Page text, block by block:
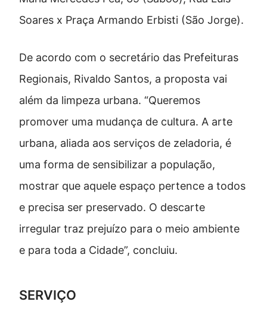
Soares x Praça Armando Erbisti (São Jorge).
De acordo com o secretário das Prefeituras
Regionais, Rivaldo Santos, a proposta vai
além da limpeza urbana. “Queremos
promover uma mudança de cultura. A arte
urbana, aliada aos serviços de zeladoria, é
uma forma de sensibilizar a população,
mostrar que aquele espaço pertence a todos
e precisa ser preservado. O descarte
irregular traz prejuízo para o meio ambiente
e para toda a Cidade”, concluiu.
SERVIÇO